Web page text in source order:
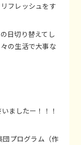
フレッシュをす
日切り替えてし
の生活で大事な
ましたー！！！
プログラム（作